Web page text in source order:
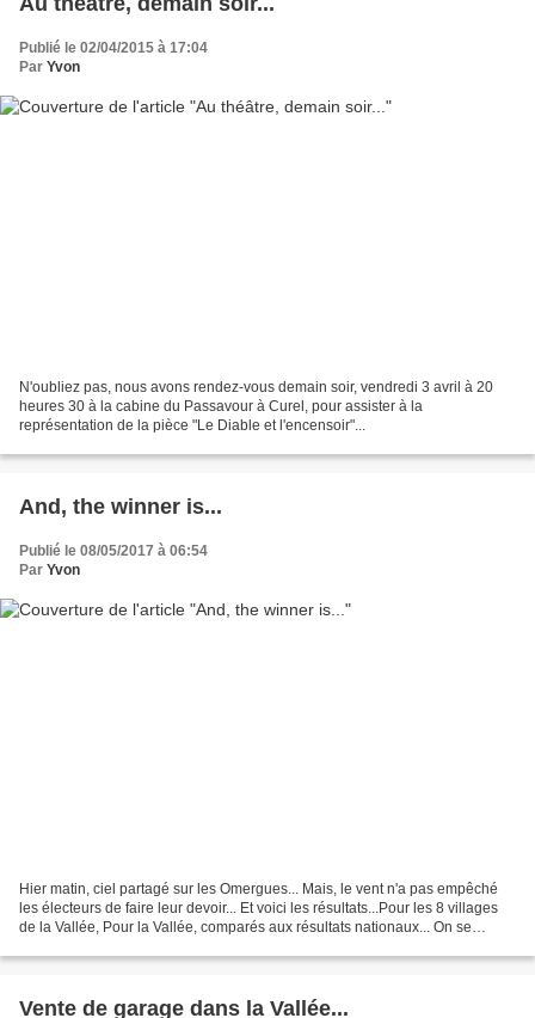
Publié le 02/04/2015 à 17:04
Par Yvon
N'oubliez pas, nous avons rendez-vous demain soir, vendredi 3 avril à 20
heures 30 à la cabine du Passavour à Curel, pour assister à la
représentation de la pièce "Le Diable et l'encensoir"...
And, the winner is...
Publié le 08/05/2017 à 06:54
Par Yvon
Hier matin, ciel partagé sur les Omergues... Mais, le vent n'a pas empêché
les électeurs de faire leur devoir... Et voici les résultats...Pour les 8 villages
de la Vallée, Pour la Vallée, comparés aux résultats nationaux... On se
Vente de garage dans la Vallée...